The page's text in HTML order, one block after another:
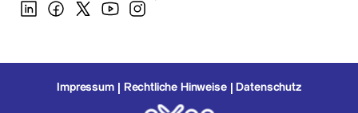
Impressum Rechtliche Hinweise Datenschutz